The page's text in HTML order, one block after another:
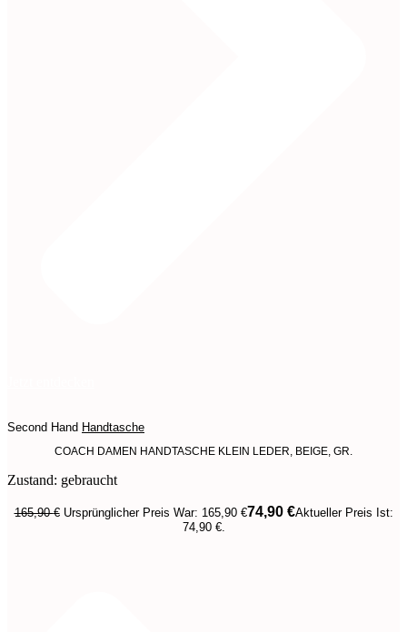
Second Hand Handtasche
COACH DAMEN HANDTASCHE KLEIN LEDER, BEIGE, GR.
Zustand: gebraucht
165,90€ Ursprünglicher Preis War: 165,90 €74,90 €Aktueller Preis Ist:
74,90 €.